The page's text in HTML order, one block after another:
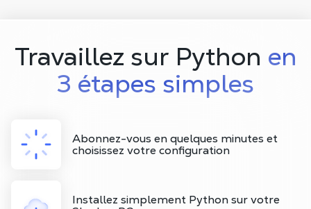
Travaillez sur Python en
3 étapes simples
Abonnez-vous en quelques minutes et
choisissez votre configuration
Installez simplement Python sur votre